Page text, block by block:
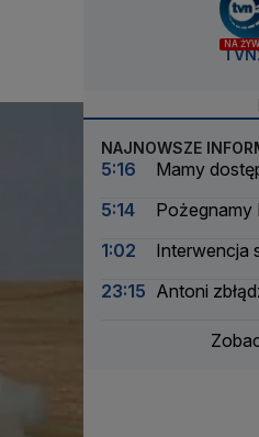
NA
NAJNOWSZE
5:16
Mamy
5:14
Pożegnamy
1:02
Interwencja
23:15 Antoni